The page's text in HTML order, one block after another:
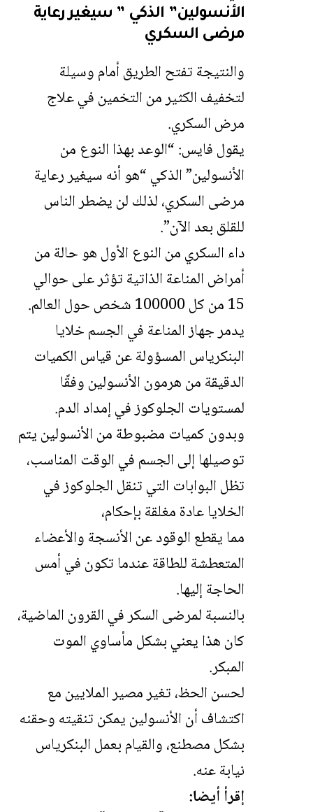
الأنسولين” الذكي ” سيغير رعاية
مرضى السكري
والنتيجة تفتح الطريق أمام وسيلة
لتخفيف الكثير من التخمين في علاج
مرض السكري.
يقول فايس: “الوعد بهذا النوع من
الأنسولين” الذكي “هو أنه سيغير رعاية
مرضى السكري، لذلك لن يضطر الناس
للقلق بعد الآن”.
داء السكري من النوع الأول هو حالة من
أمراض المناعة الذاتية تؤثر على حوالي
15 من كل 100000 شخص حول العالم.
يدمر جهاز المناعة في الجسم خلايا
البنكرياس المسؤولة عن قياس الكميات
الدقيقة من هرمون الأنسولين وفقًا
لمستويات الجلوكوز في إمداد الدم.
وبدون كميات مضبوطة من الأنسولين يتم
توصيلها إلى الجسم في الوقت المناسب،
تظل البوابات التي تنقل الجلوكوز في
الخلايا عادة مغلقة بإحكام،
مما يقطع الوقود عن الأنسجة والأعضاء
المتعطشة للطاقة عندما تكون في أمس
الحاجة إليها.
بالنسبة لمرضى السكر في القرون الماضية،
كان هذا يعني بشكل مأساوي الموت
المبكر.
لحسن الحظ، تغير مصير الملايين مع
اكتشاف أن الأنسولين يمكن تنقيته وحقنه
بشكل مصطنع، والقيام بعمل البنكرياس
نيابة عنه.
إقرأ أيضا: